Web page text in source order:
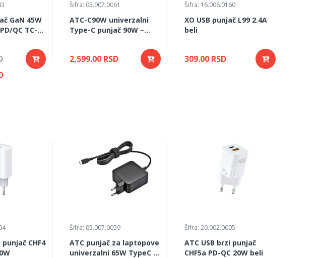
GaN 45W
QC TC-
Šifra: 05.007.0061
ATC-C90W univerzalni
Type-C punjač 90W –
2,599.00 RSD
Šifra: 16.006.0160
XO USB punjač L99 2.4A
beli
309.00 RSD
punjač CHF4
Šifra: 05.007.0059
ATC punjač za laptopove
univerzalni 65W TypeC 5-
Šifra: 20.002.0005
ATC USB brzi punjač
CHF5a PD-QC 20W beli